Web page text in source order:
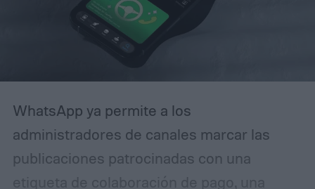
pulido lo suficiente como para que incluso
usuarios experimentados puedan
confundirla con la realidad.
WhatsApp ya permite a los
administradores de canales marcar las
publicaciones patrocinadas con una
etiqueta de colaboración de pago, una